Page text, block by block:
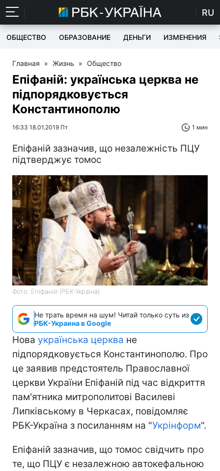
RU
ОБЩЕСТВО ОБРАЗОВАНИЕ ДЕНЬГИ ИЗМЕНЕНИЯ
Главная » Жизнь » Общество
Епіфаній: українська церква не
підпорядковується
Константинополю
16:33 18.01.2019 Пт 1 мин
Епіфаній зазначив, що незалежність ПЦУ
підтверджує томос
Фото: Епіфаній (РБК-Україна)
Не трать время на шум! Читай только суть из
РБК-Украина в Google
Нова українська церква не
підпорядковується Константинополю. Про
це заявив предстоятель Православної
церкви України Епіфаній під час відкриття
пам'ятника митрополитові Василеві
Липківському в Черкасах, повідомляє
РБК-Україна з посиланням на "Укрінформ".
Епіфаній зазначив, що томос свідчить про
те, що ПЦУ є незалежною автокефальною